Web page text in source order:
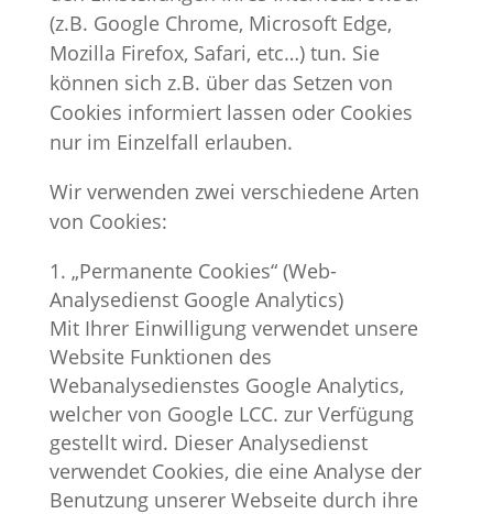
(z.B. Google Chrome, Microsoft Edge,
Mozilla Firefox, Safari, etc…) tun. Sie
können sich z.B. über das Setzen von
Cookies informiert lassen oder Cookies
nur im Einzelfall erlauben.
Wir verwenden zwei verschiedene Arten
von Cookies:
„Permanente Cookies“ (Web-
Analysedienst Google Analytics)
Mit Ihrer Einwilligung verwendet unsere
Website Funktionen des
Webanalysedienstes Google Analytics,
welcher von Google LCC. zur Verfügung
gestellt wird. Dieser Analysedienst
verwendet Cookies, die eine Analyse der
Benutzung unserer Webseite durch ihre